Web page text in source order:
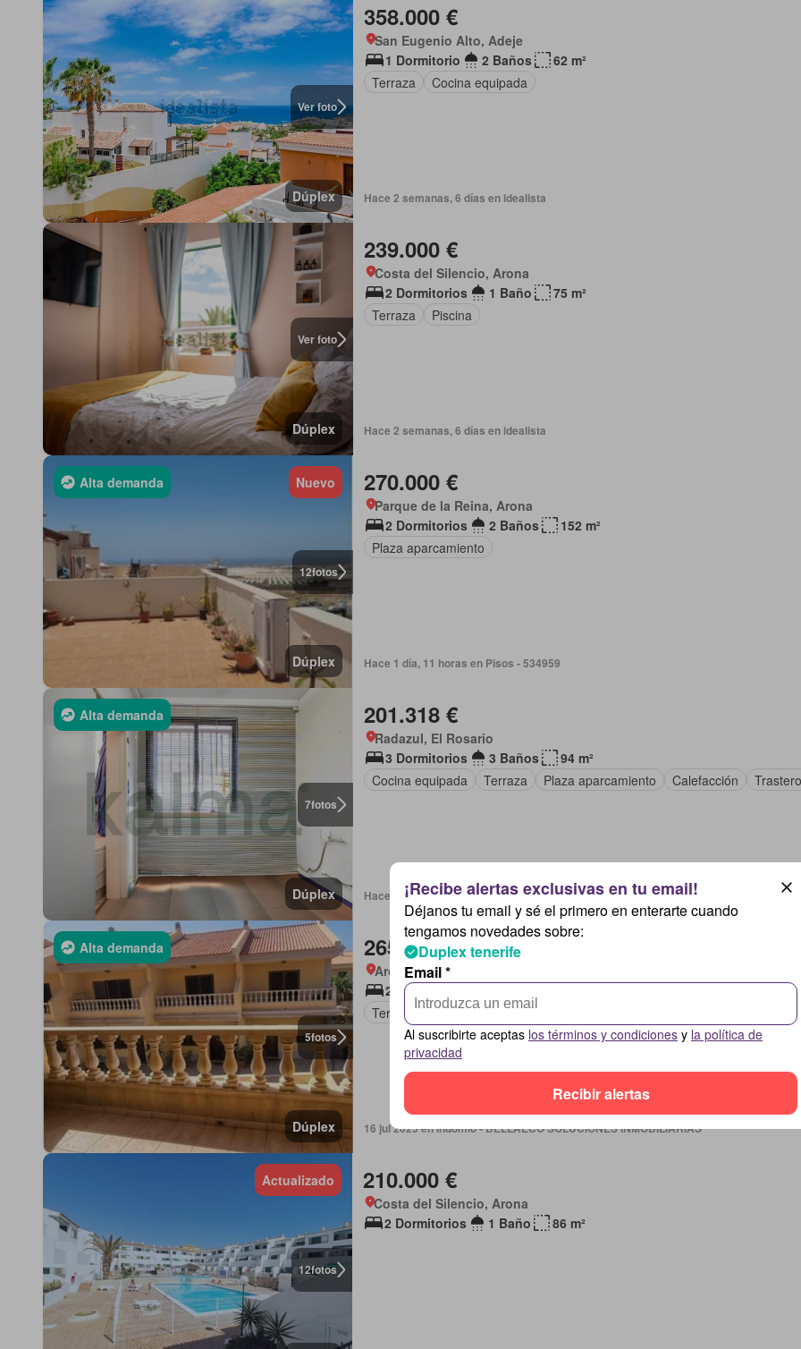
Ver foto
Dúplex
358.000 €
San Eugenio Alto, Adeje
1 Dormitorio
2 Baños
62 m²
Terraza
Cocina equipada
Hace 2 semanas, 6 días en idealista
Ver foto
Dúplex
239.000 €
Costa del Silencio, Arona
2 Dormitorios
1 Baño
75 m²
Terraza
Piscina
Hace 2 semanas, 6 días en idealista
12fotos
Alta demanda Nuevo
Dúplex
270.000 €
Parque de la Reina, Arona
2 Dormitorios
2 Baños
152 m²
Plaza aparcamiento
Hace 1 día, 11 horas en Pisos - 534959
7fotos
Alta demanda
Dúplex
201.318 €
Radazul, El Rosario
3 Dormitorios
3 Baños
94 m²
Cocina equipada
Terraza Plaza aparcamiento Calefacción Trastero
Hace 1 semana, 3 días en Pisos - 533640
5fotos
Alta demanda
Dúplex
265.000 €
Arona, Canarias
2 Dormitorios
Terraza
Plaza aparcamiento
16 jul 2025 en Indomio - BELLAECO SOLUCIONES INMOBILIARIAS
12fotos
Actualizado 210.000 €
Costa del Silencio, Arona
2 Dormitorios
1 Baño 86 m²
Déjanos tu email y sé el primero en enterarte cuando
tengamos novedades sobre:
Duplex tenerife
Email *
Al suscribirte aceptas los términos y condiciones y la política de
privacidad
Recibir alertas